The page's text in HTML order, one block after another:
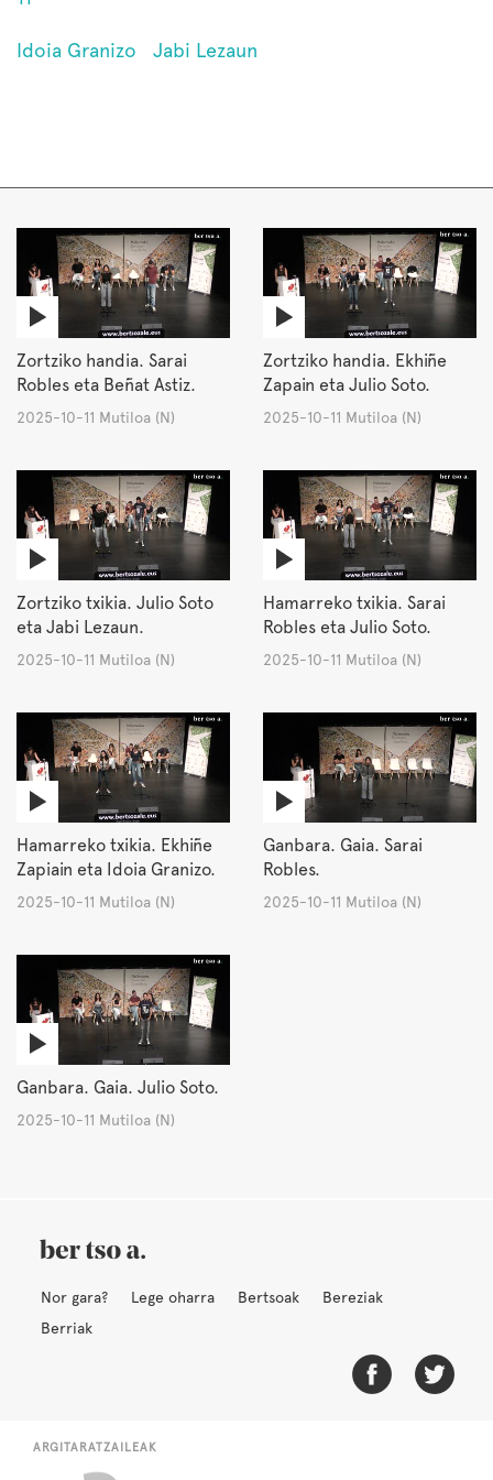
Idoia Granizo Jabi Lezaun
Zortziko handia. Sarai
Robles eta Beñat Astiz.
2025-10-11 Mutiloa (N)
Zortziko handia. Ekhiñe
Zapain eta Julio Soto.
2025-10-11 Mutiloa (N)
Zortziko txikia. Julio Soto
eta Jabi Lezaun.
2025-10-11 Mutiloa (N)
Hamarreko txikia. Sarai
Robles eta Julio Soto.
2025-10-11 Mutiloa (N)
Hamarreko txikia. Ekhiñe
Zapiain eta Idoia Granizo.
2025-10-11 Mutiloa (N)
Ganbara. Gaia. Sarai
Robles.
2025-10-11 Mutiloa (N)
Ganbara. Gaia. Julio Soto.
2025-10-11 Mutiloa (N)
Nor gara? Lege oharra Bertsoak
Bereziak
Berriak
ARGITARATZAILEAK